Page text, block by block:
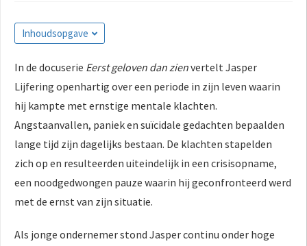
Inhoudsopgave
In de docuserie Eerst geloven dan zienvertelt Jasper
Lijfering openhartig over een periode in zijn leven waarin
hij kampte met ernstige mentale klachten.
Angstaanvallen, paniek en suïcidale gedachten bepaalden
lange tijd zijn dagelijks bestaan. De klachten stapelden
zich op en resulteerden uiteindelijk in een crisisopname,
een noodgedwongen pauze waarin hij geconfronteerd werd
met de ernst van zijn situatie.
Als jonge ondernemer stond Jasper continu onder hoge